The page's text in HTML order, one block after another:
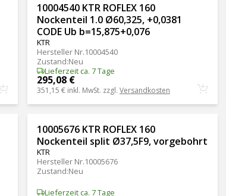
10004540 KTR ROFLEX 160
Nockenteil 1.0 Ø60,325, +0,0381
CODE Ub b=15,875+0,076
KTR
Hersteller Nr.10004540
Zustand:Neu
Lieferzeit ca. 7 Tage
295,08 €
351,15 € inkl. MwSt. zzgl. Versandkosten
10005676 KTR ROFLEX 160
Nockenteil split Ø37,5F9, vorgebohrt
KTR
Hersteller Nr.10005676
Zustand:Neu
Lieferzeit ca. 7 Tage